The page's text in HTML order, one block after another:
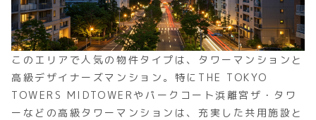
このエリアで人気の物件タイプは、タワーマンションと
高級デザイナーズマンション。特にTHE TOKYO
TOWERS MIDTOWERやパークコート浜離宮ザ・タワ
ーなどの高級タワーマンションは、充実した共用施設と